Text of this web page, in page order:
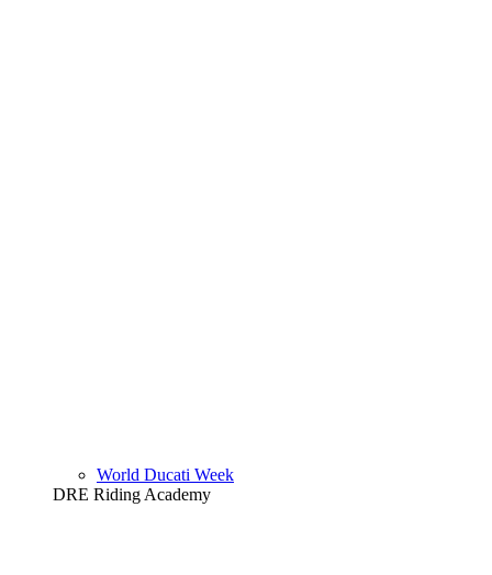
World Ducati Week
DRE Riding Academy